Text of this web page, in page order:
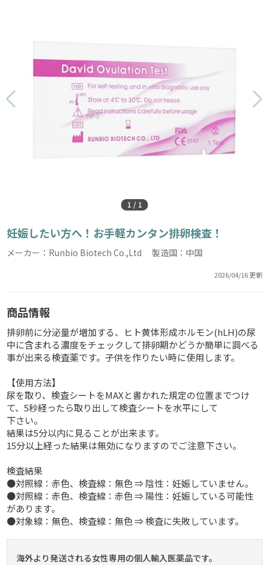
1 / 1
妊娠したい方へ！お手軽カンタン排卵検査！
メーカー：Runbio Biotech Co.,Ltd 製造国：中国
2026/04/16 更新
商品情報
排卵前に分泌量が増加する、ヒト黄体形成ホルモン(hLH)の尿
中に含まれる濃度をチェックして排卵期かどうか簡単に調べる
事が出来る検査薬です。子供を作りたい時に使用します。
【使用方法】
尿を取り、検査シートをMAXと書かれた規定の位置までつけ
て、5秒経ったら取り出して検査シートを水平にして
下さい。
結果は5分以内に見ることが出来ます。
15分以上経った結果は無効になりますのでご注意下さい。
検査結果
●対照線：赤色、検査線：無色 ⇒ 陰性：妊娠していません。
●対照線：赤色、検査線：赤色 ⇒ 陽性：妊娠している可能性
があります。
●対象線：無色、検査線：無色 ⇒ 検査に失敗しています。
海外より発送される女性専用の個人輸入医薬品です。